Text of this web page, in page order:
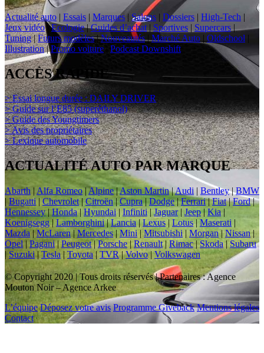
Actualité auto | Essais | Marques |Salons | Dossiers | High-Tech |
Jeux vidéo|Ecologie|Guides d’achat | Sportives | Supercars |
Tuning|Futurs modèles|Nouveautés|Marché Auto | Oldschool |
Illustration|Promo voiture Podcast Downshift
ACCÈS RAPIDE
> Essai longue durée : DAILY DRIVER
> Guide sur l’E85 (superéthanol)
> Guide des Youngtimers
> Avis des propriétaires
> Lexique automobile
ACTUALITÉ AUTO PAR MARQUE
Abarth | Alfa Romeo|Alpine|Aston Martin|Audi | Bentley|BMW
| Bugatti|Chevrolet|Citroën |Cupra | Dodge|Ferrari|Fiat|Ford|
Hennessey| Honda| Hyundai |Infiniti | Jaguar| Jeep|Kia |
Koenigsegg|Lamborghini|Lancia|Lexus | Lotus| Maserati |
Mazda |McLaren|Mercedes | Mini | Mitsubishi | Morgan|Nissan|
Opel | Pagani|Peugeot|Porsche | Renault| Rimac|Skoda | Subaru
| Suzuki|Tesla| Toyota | TVR|Volvo|Volkswagen
© Copyright 2020 | Tous droits réservés | Partenaires : Agence
Mouton Noir – Agence Arkee
L’équipe Déposez votre avis Programme Giveback Mentions légales
Contact